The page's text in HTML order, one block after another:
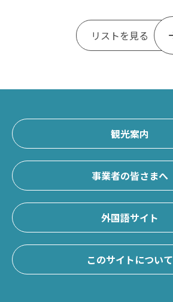
リストを見る
観光案内
事業者の皆さまへ
外国語サイト
このサイトについて